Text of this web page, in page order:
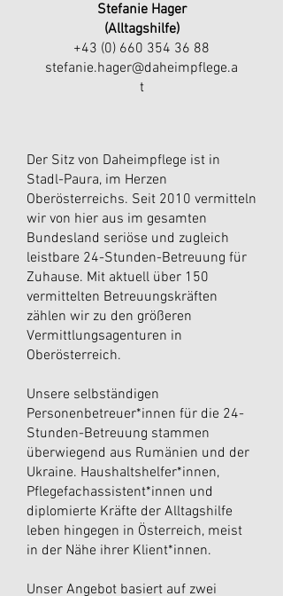
Stefanie Hager
(Alltagshilfe)
+43 (0) 660 354 36 88
stefanie.hager@daheimpflege.a
t
Der Sitz von Daheimpflege ist in
Stadl-Paura, im Herzen
Oberösterreichs. Seit 2010 vermitteln
wir von hier aus im gesamten
Bundesland seriöse und zugleich
leistbare 24-Stunden-Betreuung für
Zuhause. Mit aktuell über 150
vermittelten Betreuungskräften
zählen wir zu den größeren
Vermittlungsagenturen in
Oberösterreich.
Unsere selbständigen
Personenbetreuer*innen für die 24-
Stunden-Betreuung stammen
überwiegend aus Rumänien und der
Ukraine. Haushaltshelfer*innen,
Pflegefachassistent*innen und
diplomierte Kräfte der Alltagshilfe
leben hingegen in Österreich, meist
in der Nähe ihrer Klient*innen.
Unser Angebot basiert auf zwei